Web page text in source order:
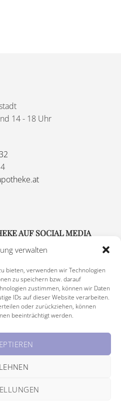
verwalten
bieten, verwenden wir Technologien
zu speichern bzw. darauf
zustimmen, können wir Daten
IDs auf dieser Website verarbeiten.
oder zurückziehen, können
beeinträchtigt werden.
14 - 18 Uhr
AUF SOCIAL MEDIA